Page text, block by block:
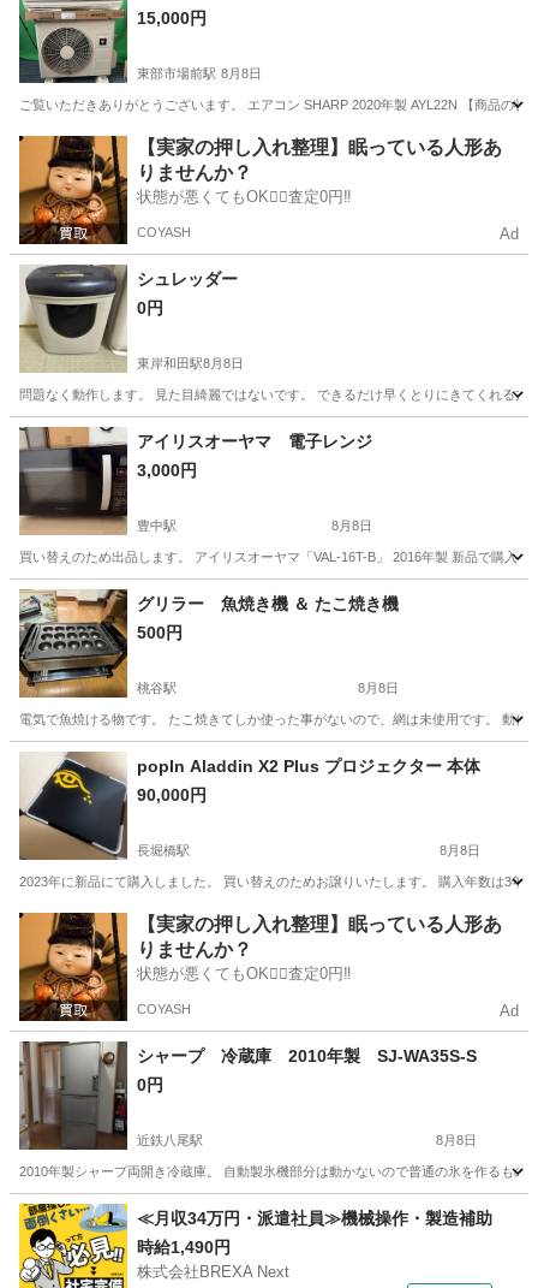
15,000円
東部市場前駅 8月8日
ご覧いただきありがとうございます。 エアコン SHARP 2020年製 AYL22N 【商品の
大阪 大阪市 東部市場前駅 季節、空調家電 SHARP
【実家の押し入れ整理】眠っている人形あ
りませんか？
状態が悪くてもOK🙆‍♀️査定0円‼️
COYASH Ad
シュレッダー
0円
東岸和田駅8月8日
問題なく動作します。 見た目綺麗ではないです。 できるだけ早くとりにきてくれる
大阪 岸和田市 東岸和田駅 その他 シュレッダー
アイリスオーヤマ 電子レンジ
3,000円
豊中駅 8月8日
買い替えのため出品します。 アイリスオーヤマ「VAL-16T-B」 2016年製 新品で購入
大阪 大阪市 豊中駅 キッチン家電
グリラー 魚焼き機 ＆ たこ焼き機
500円
桃谷駅 8月8日
電気で魚焼ける物です。 たこ焼きてしか使った事がないので、網は未使用です。 動作
大阪 大阪市
popIn Aladdin X2 Plus プロジェクター 本体
90,000円
長堀橋駅 8月8日
2023年に新品にて購入しました。 買い替えのためお譲りいたします。 購入年数は3
大阪 大阪市 長堀橋駅 プロジェクター、ホームシアター
【実家の押し入れ整理】眠っている人形あ
りませんか？
状態が悪くてもOK🙆‍♀️査定0円‼️
COYASH Ad
シャープ 冷蔵庫 2010年製 SJ-WA35S-S
0円
近鉄八尾駅 8月8日
2010年製シャープ両開き冷蔵庫。 自動製氷機部分は動かないので普通の氷を作るもの
大阪 八尾市 近鉄八尾駅 キッチン家電
≪月収34万円・派遣社員≫機械操作・製造補助
時給1,490円
株式会社BREXA Next